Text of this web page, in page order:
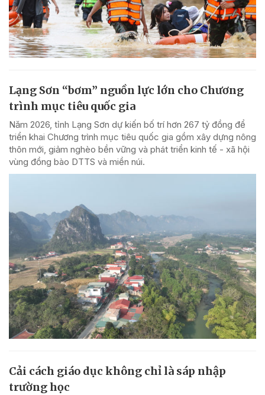
Lạng Sơn “bơm” nguồn lực lớn cho Chương
trình mục tiêu quốc gia
Năm 2026, tỉnh Lạng Sơn dự kiến bố trí hơn 267 tỷ đồng để
triển khai Chương trình mục tiêu quốc gia gồm xây dựng nông
thôn mới, giảm nghèo bền vững và phát triển kinh tế - xã hội
vùng đồng bào DTTS và miền núi.
Cải cách giáo dục không chỉ là sáp nhập
trường học